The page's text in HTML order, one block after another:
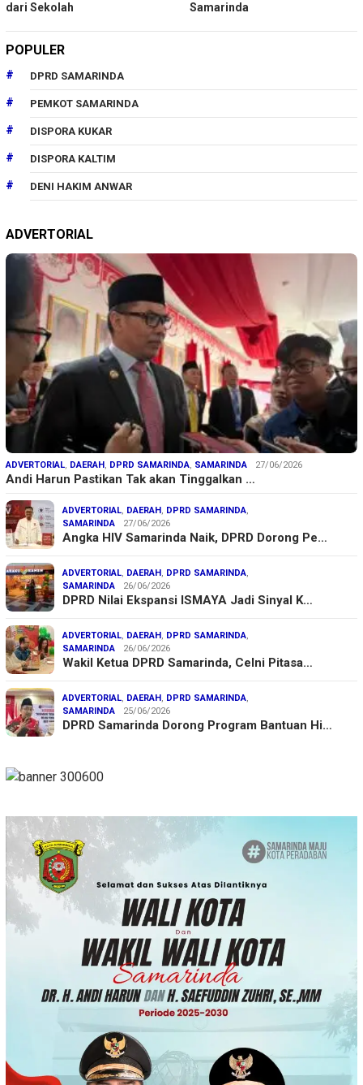
dari Sekolah Samarinda
POPULER
DPRD SAMARINDA
PEMKOT SAMARINDA
DISPORA KUKAR
DISPORA KALTIM
DENI HAKIM ANWAR
ADVERTORIAL
ADVERTORIAL, DAERAH, DPRD SAMARINDA, SAMARINDA 27/06/2026
Andi Harun Pastikan Tak akan Tinggalkan …
ADVERTORIAL, DAERAH, DPRD SAMARINDA,
SAMARINDA
27/06/2026
Angka HIV Samarinda Naik, DPRD Dorong Pe…
ADVERTORIAL, DAERAH, DPRD SAMARINDA,
SAMARINDA
26/06/2026
DPRD Nilai Ekspansi ISMAYA Jadi Sinyal K…
ADVERTORIAL, DAERAH, DPRD SAMARINDA,
SAMARINDA
26/06/2026
Wakil Ketua DPRD Samarinda, Celni Pitasa…
ADVERTORIAL, DAERAH, DPRD SAMARINDA,
SAMARINDA
25/06/2026
DPRD Samarinda Dorong Program Bantuan Hi…